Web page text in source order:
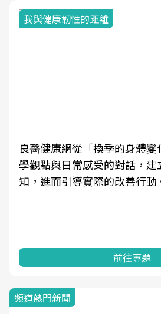
我與健康韌性的距離
良醫健康網從「換季的身體
學觀點與日常感受的對話，
知，進而引導實際的改善行動
前往專題
頻道熱門新聞